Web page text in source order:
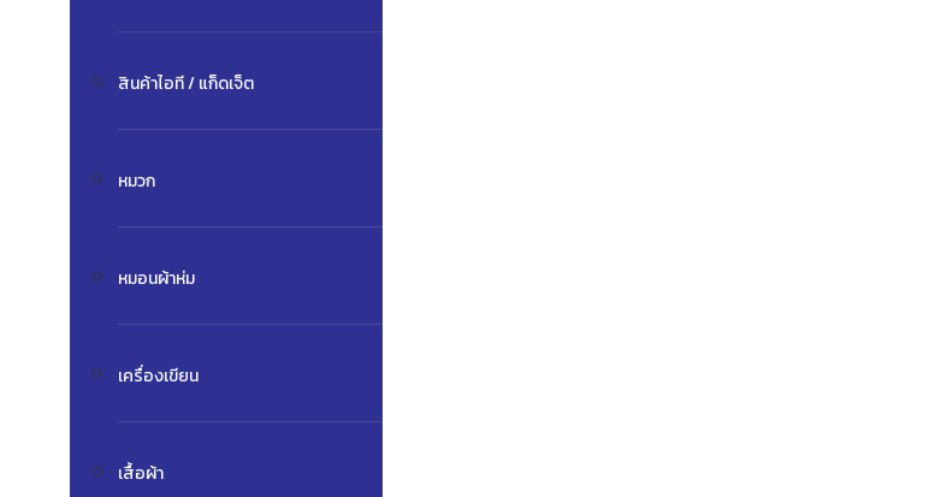
สินค้าไอที / แก็ดเจ็ต
หมวก
หมอนผ้าห่ม
เครื่องเขียน
เสื้อผ้า